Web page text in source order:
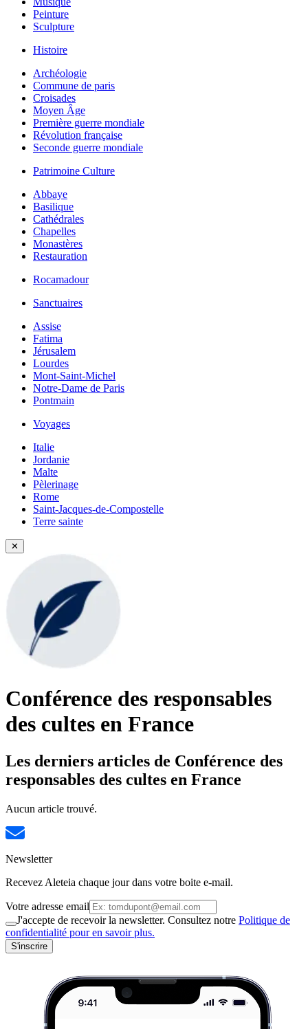
Peinture
Sculpture
Histoire
Archéologie
Commune de paris
Croisades
Moyen Âge
Première guerre mondiale
Révolution française
Seconde guerre mondiale
Patrimoine Culture
Abbaye
Basilique
Cathédrales
Chapelles
Monastères
Restauration
Rocamadour
Sanctuaires
Assise
Fatima
Jérusalem
Lourdes
Mont-Saint-Michel
Notre-Dame de Paris
Pontmain
Voyages
Italie
Jordanie
Malte
Pèlerinage
Rome
Saint-Jacques-de-Compostelle
Terre sainte
✕
Conférence des responsables
des cultes en France
Les derniers articles de Conférence des
responsables des cultes en France
Aucun article trouvé.
Newsletter
Recevez Aleteia chaque jour dans votre boite e-mail.
Votre adresse email
J'accepte de recevoir la newsletter. Consultez notre Politique de
confidentialité pour en savoir plus.
S'inscrire